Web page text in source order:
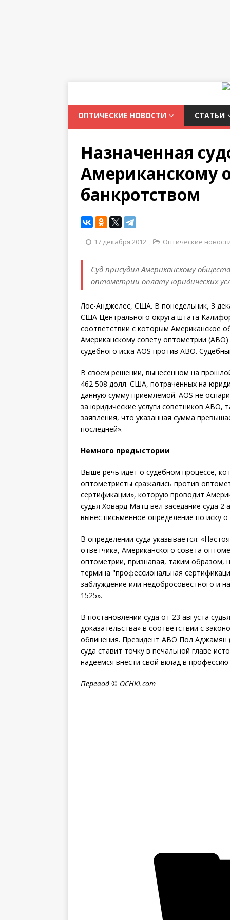
ОПТИЧЕСКИЕ НОВОСТИ СТАТЬИ
Назначенная
Американскому
банкротством
17 декабря 2012 Оптические
Суд присудил Американскому
оптометрии оплату юридических
Лос-Анджелес, США. В понедельник, 3
США Центрального округа штата
соответствии с которым Американское
Американскому совету оптометрии
судебного иска AOS против ABO.
В своем решении, вынесенном на
462 508 долл. США, потраченных на
данную сумму приемлемой. AOS не
за юридические услуги советников
заявления, что указанная сумма
последней».
Немного предыстории
Выше речь идет о судебном процессе,
оптометристы сражались против
сертификации», которую проводит
судья Ховард Матц вел заседание суда
вынес письменное определение по иску
В определении суда указывается:
ответчика, Американского совета
оптометрии, признавая, таким образом,
термина "профессиональная
заблуждение или недобросовестного и
1525».
В постановлении суда от 23 августа
доказательства» в соответствии с
обвинения. Президент ABO Пол
суда ставит точку в печальной главе
надеемся внести свой вклад в
Перевод © OCHKI.com